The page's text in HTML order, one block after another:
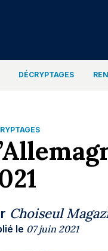
DÉCRYPTAGES
Choiseul
le 07 juin 2021